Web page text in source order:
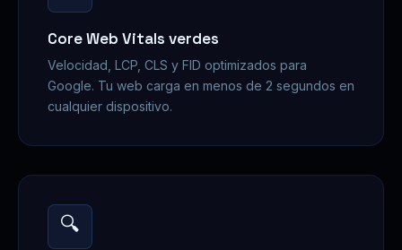
Core Web Vitals verdes
Velocidad, LCP, CLS y FID optimizados para
Google. Tu web carga en menos de 2 segundos en
cualquier dispositivo.
🔍